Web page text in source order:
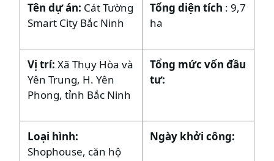
Tên dự án: Cát Tường
Smart City Bắc Ninh
Tổng diện tích : 9,7
ha
Vị trí: Xã Thụy Hòa và
Yên Trung, H. Yên
Phong, tỉnh Bắc Ninh
Tổng mức vốn đầu
tư:
Loại hình:
Shophouse, căn hộ
Ngày khởi công: